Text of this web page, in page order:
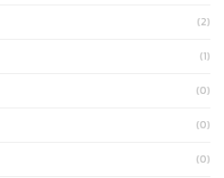
(2)
(1)
(0)
(0)
(0)